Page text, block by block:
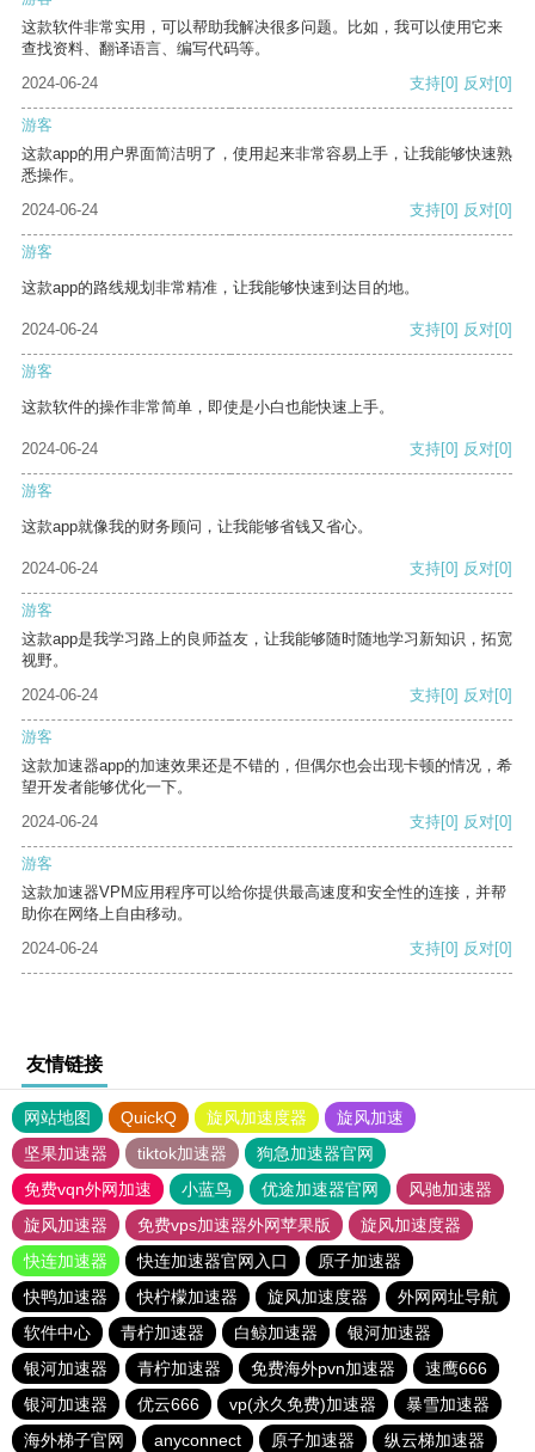
这款软件非常实用，可以帮助我解决很多问题。比如，我可以使用它来
查找资料、翻译语言、编写代码等。
2024-06-24
支持[0] 反对[0]
游客
这款app的用户界面简洁明了，使用起来非常容易上手，让我能够快速熟
悉操作。
2024-06-24
支持[0] 反对[0]
游客
这款app的路线规划非常精准，让我能够快速到达目的地。
2024-06-24 支持[0] 反对[0]
游客
这款软件的操作非常简单，即使是小白也能快速上手。
2024-06-24 支持[0] 反对[0]
游客
这款app就像我的财务顾问，让我能够省钱又省心。
2024-06-24 支持[0] 反对[0]
游客
这款app是我学习路上的良师益友，让我能够随时随地学习新知识，拓宽
视野。
2024-06-24
支持[0] 反对[0]
游客
这款加速器app的加速效果还是不错的，但偶尔也会出现卡顿的情况，希
望开发者能够优化一下。
2024-06-24
支持[0] 反对[0]
游客
这款加速器VPM应用程序可以给你提供最高速度和安全性的连接，并帮
助你在网络上自由移动。
2024-06-24
支持[0] 反对[0]
友情链接
网站地图 QuickQ 旋风加速度器
旋风加速
坚果加速器
tiktok加速器
狗急加速器官网
免费vqn外网加速
小蓝鸟 优途加速器官网
风驰加速器
旋风加速器
免费vps加速器外网苹果版
旋风加速度器
快连加速器
快连加速器官网入口
原子加速器
快鸭加速器
快柠檬加速器 旋风加速度器
外网网址导航
软件中心
青柠加速器 白鲸加速器
银河加速器
银河加速器
青柠加速器 免费海外pvn加速器
速鹰666
银河加速器
优云666 vp(永久免费)加速器
暴雪加速器
海外梯子官网
anyconnect 原子加速器 纵云梯加速器